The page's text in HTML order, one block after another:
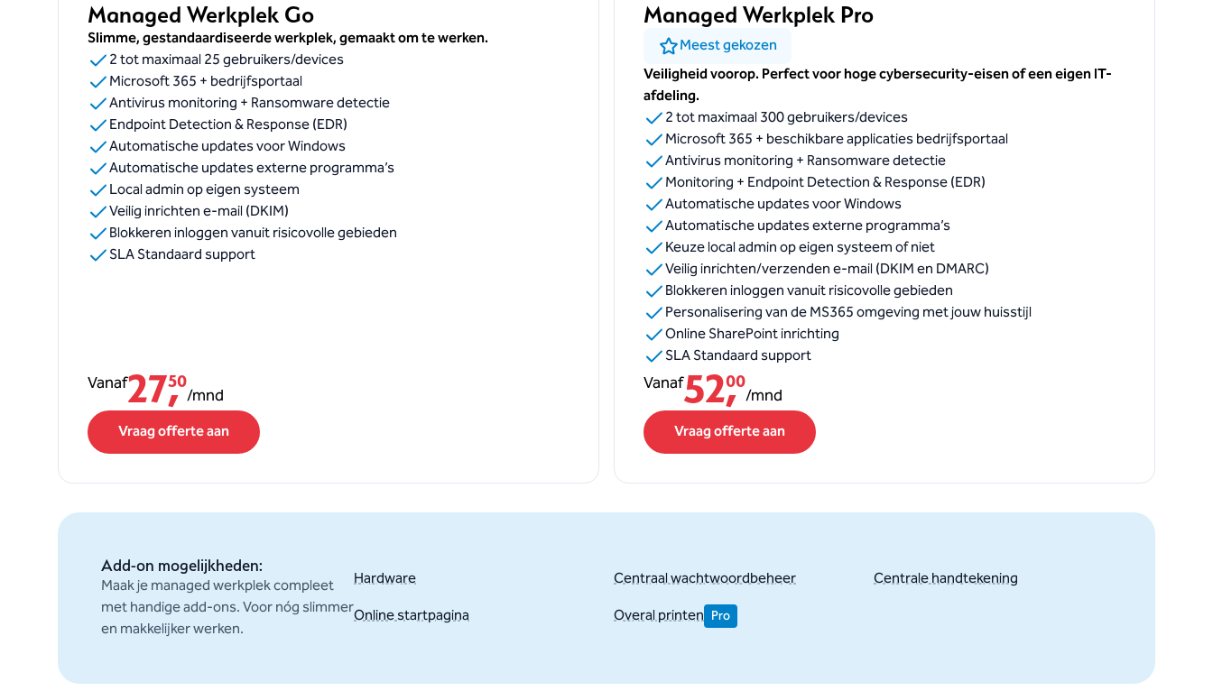
Managed Werkplek Go
Slimme, gestandaardiseerde werkplek, gemaakt om te werken.
2 tot maximaal 25 gebruikers/devices
Microsoft 365 + bedrijfsportaal
Antivirus monitoring + Ransomware detectie
Endpoint Detection & Response (EDR)
Automatische updates voor Windows
Automatische updates externe programma’s
Local admin op eigen systeem
Veilig inrichten e-mail (DKIM)
Blokkeren inloggen vanuit risicovolle gebieden
SLA Standaard support
Vanaf27,
50
/mnd
Vraag offerte aan
Managed Werkplek Pro
Meest gekozen
Veiligheid voorop. Perfect voor hoge cybersecurity-eisen of een eigen IT-
afdeling.
2 tot maximaal 300 gebruikers/devices
Microsoft 365 + beschikbare applicaties bedrijfsportaal
Antivirus monitoring + Ransomware detectie
Monitoring + Endpoint Detection & Response (EDR)
Automatische updates voor Windows
Automatische updates externe programma’s
Keuze local admin op eigen systeem of niet
Veilig inrichten/verzenden e-mail (DKIM en DMARC)
Blokkeren inloggen vanuit risicovolle gebieden
Personalisering van de MS365 omgeving met jouw huisstijl
Online SharePoint inrichting
SLA Standaard support
Vanaf52,
00
/mnd
Vraag offerte aan
Add-on mogelijkheden:
Maak je managed werkplek compleet
met handige add-ons. Voor nóg slimmer
en makkelijker werken.
Hardware Centraal wachtwoordbeheer
Centrale handtekening
Online startpagina
Overal printen Pro